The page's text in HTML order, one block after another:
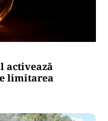
activează
limitarea